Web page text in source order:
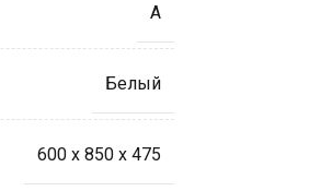
A
Белый
600 x 850 x 475